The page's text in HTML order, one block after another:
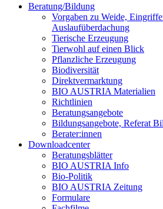
Beratung/Bildung
Vorgaben zu Weide,
Auslaufüberdachung
Tierische Erzeugung
Tierwohl auf einen Blick
Pflanzliche Erzeugung
Biodiversität
Direktvermarktung
BIO AUSTRIA Materialien
Richtlinien
Beratungsangebote
Bildungsangebote, Referat
Berater:innen
Downloadcenter
Beratungsblätter
BIO AUSTRIA Info
Bio-Politik
BIO AUSTRIA Zeitung
Formulare